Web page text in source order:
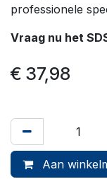
professionele
Vraag nu het
€ 37,98
Aan